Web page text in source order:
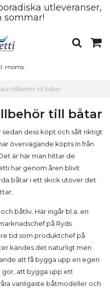
utleveranser,
sommar!
moms
tillbehör till båtar
till båtar
dess köpt och sålt riktigt
övervägande köpts in från
är här man hittar de
har genom åren blivit
båtar i ett skick utöver det
båtliv. Här ingår bl.a. en
på Ryds
tid som produktchef på
kändes det naturligt men
att få bygga upp en egen
gör, att bygga upp ett
vanligaste båtmodeller och